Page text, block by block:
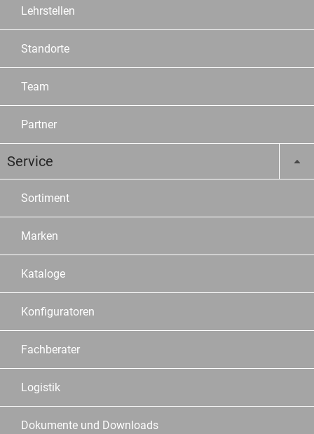
Lehrstellen
Standorte
Team
Partner
Service
Sortiment
Marken
Kataloge
Konfiguratoren
Fachberater
Logistik
Dokumente und Downloads